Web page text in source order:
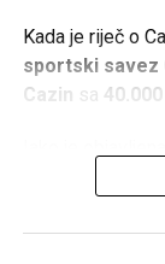
Kada je riječ o
sportski savez
Cazin sa
iznosa, u
pojedini